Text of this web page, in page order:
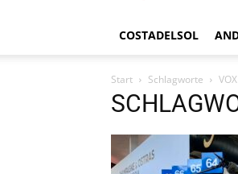
COSTADELSOL
Start Schlagworte